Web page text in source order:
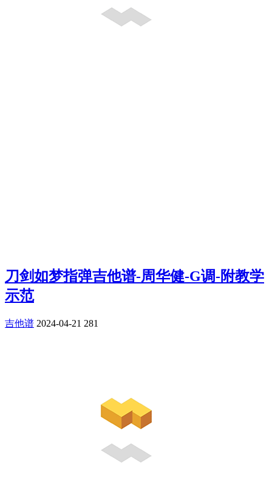
刀剑如梦指弹吉他谱-周华健-G调-附教学
示范
吉他谱 2024-04-21 281